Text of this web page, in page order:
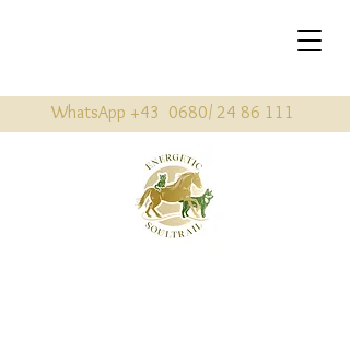
WhatsApp +43 0680/ 24 86 111